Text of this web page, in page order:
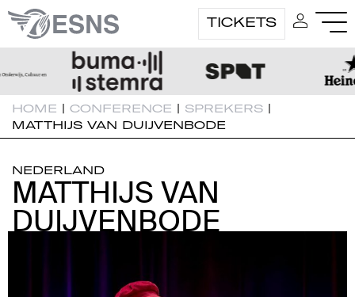
TICKETS
HOME | CONFERENCE | SPREKERS |
MATTHIJS VAN DUIJVENBODE
NEDERLAND
MATTHIJS VAN
MATTHIJS VAN
DUIJVENBODE
DUIJVENBODE